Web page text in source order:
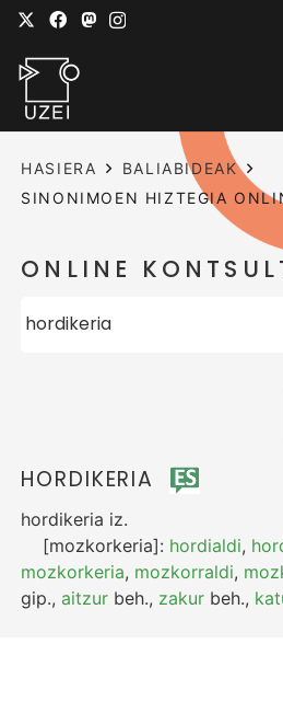
HASIERA
BALIABIDEAK
SINONIMOEN HIZTEGIA
ONLINE
HORDIKERIA
hordikeria iz.
[mozkorkeria]: hordialdi,
mozkorkeria, mozkorraldi,
gip.,aitzur beh., zakur beh.,